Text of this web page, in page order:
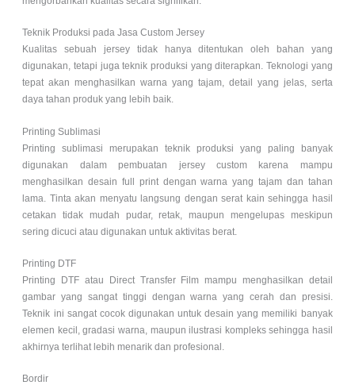
Teknik Produksi pada Jasa Custom Jersey
Kualitas sebuah jersey tidak hanya ditentukan oleh bahan yang
digunakan, tetapi juga teknik produksi yang diterapkan. Teknologi yang
tepat akan menghasilkan warna yang tajam, detail yang jelas, serta
daya tahan produk yang lebih baik.
Printing Sublimasi
Printing sublimasi merupakan teknik produksi yang paling banyak
digunakan dalam pembuatan jersey custom karena mampu
menghasilkan desain full print dengan warna yang tajam dan tahan
lama. Tinta akan menyatu langsung dengan serat kain sehingga hasil
cetakan tidak mudah pudar, retak, maupun mengelupas meskipun
sering dicuci atau digunakan untuk aktivitas berat.
Printing DTF
Printing DTF atau Direct Transfer Film mampu menghasilkan detail
gambar yang sangat tinggi dengan warna yang cerah dan presisi.
Teknik ini sangat cocok digunakan untuk desain yang memiliki banyak
elemen kecil, gradasi warna, maupun ilustrasi kompleks sehingga hasil
akhirnya terlihat lebih menarik dan profesional.
Bordir